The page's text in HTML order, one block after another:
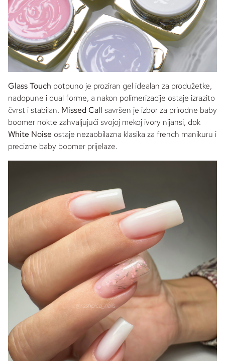
Glass Touch potpuno je proziran gel idealan za produžetke,
nadopune i dual forme, a nakon polimerizacije ostaje izrazito
čvrst i stabilan. Missed Call savršen je izbor za prirodne baby
boomer nokte zahvaljujući svojoj mekoj ivory nijansi, dok
White Noise ostaje nezaobilazna klasika za french manikuru i
precizne baby boomer prijelaze.